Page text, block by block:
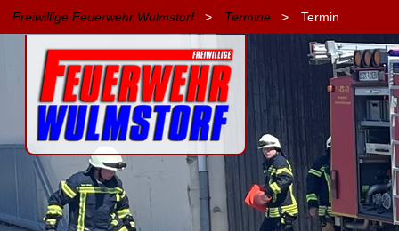
Freiwillige Feuerwehr Wulmstorf> Termine > Termin